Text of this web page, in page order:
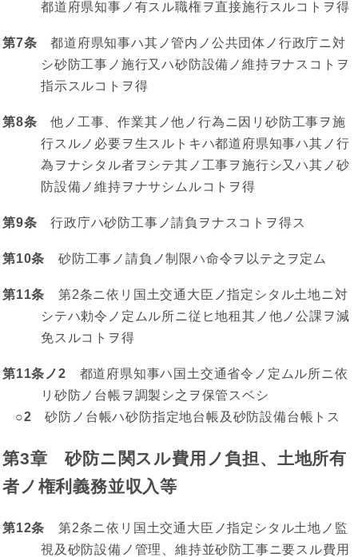
都道府県知事ノ有スル職権ヲ直接施行スルコトヲ得
第7条 都道府県知事ハ其ノ管内ノ公共団体ノ行政庁ニ対
シ砂防工事ノ施行又ハ砂防設備ノ維持ヲナスコトヲ
指示スルコトヲ得
第8条 他ノ工事、作業其ノ他ノ行為ニ因リ砂防工事ヲ施
行スルノ必要ヲ生スルトキハ都道府県知事ハ其ノ行
為ヲナシタル者ヲシテ其ノ工事ヲ施行シ又ハ其ノ砂
防設備ノ維持ヲナサシムルコトヲ得
第9条 行政庁ハ砂防工事ノ請負ヲナスコトヲ得ス
第10条 砂防工事ノ請負ノ制限ハ命令ヲ以テ之ヲ定ム
第11条 第2条ニ依リ国土交通大臣ノ指定シタル土地ニ対
シテハ勅令ノ定ムル所ニ従ヒ地租其ノ他ノ公課ヲ減
免スルコトヲ得
第11条ノ2 都道府県知事ハ国土交通省令ノ定ムル所ニ依
リ砂防ノ台帳ヲ調製シ之ヲ保管スベシ
○2 砂防ノ台帳ハ砂防指定地台帳及砂防設備台帳トス
第3章 砂防ニ関スル費用ノ負担、土地所有
者ノ権利義務並収入等
第12条 第2条ニ依リ国土交通大臣ノ指定シタル土地ノ監
視及砂防設備ノ管理、維持並砂防工事ニ要スル費用